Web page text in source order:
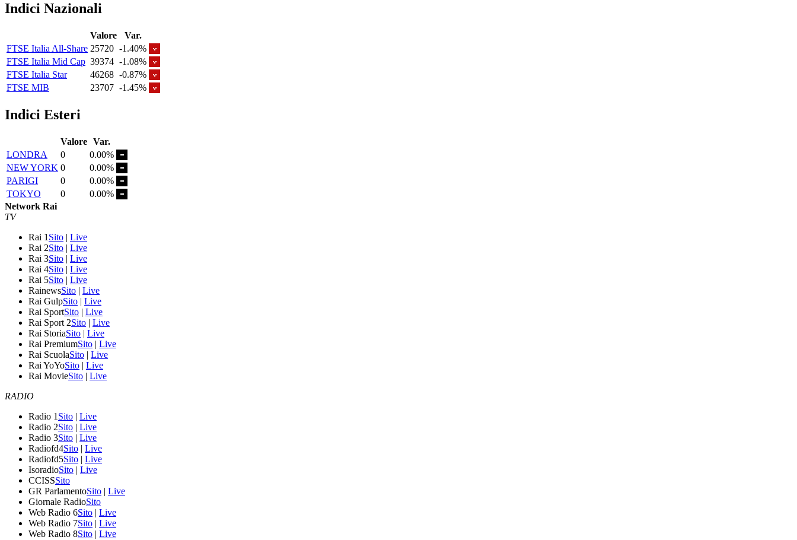
Indici Nazionali
Valore
Var.
FTSE Italia All-Share 25720 -1.40%
FTSE Italia Mid Cap 39374 -1.08%
FTSE Italia Star
46268 -0.87%
FTSE MIB
23707 -1.45%
Indici Esteri
Valore Var.
LONDRA
0
0.00%
NEW YORK 0
0.00%
PARIGI
0
0.00%
TOKYO
0
0.00%
Network Rai
TV
Rai 1 Sito | Live
Rai 2Sito | Live
Rai 3Sito | Live
Rai 4Sito | Live
Rai 5Sito | Live
RainewsSito | Live
Rai GulpSito | Live
Rai SportSito | Live
Rai Sport 2Sito | Live
Rai StoriaSito | Live
Rai PremiumSito | Live
Rai ScuolaSito | Live
Rai YoYoSito | Live
Rai MovieSito | Live
RADIO
Radio 1 Sito | Live
Radio 2Sito | Live
Radio 3Sito | Live
Radiofd4Sito | Live
Radiofd5Sito | Live
IsoradioSito | Live
CCISSSito
GR ParlamentoSito | Live
Giornale RadioSito
Web Radio 6Sito | Live
Web Radio 7Sito | Live
Web Radio 8Sito | Live